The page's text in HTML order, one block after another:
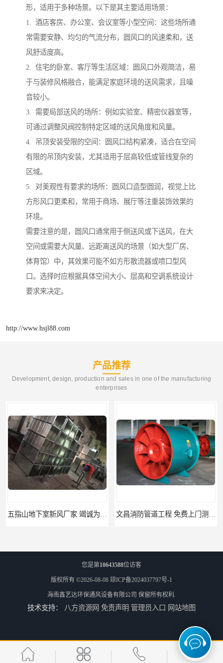
形，适用于多种场景。以下是其主要适用场景：
1. 酒店客房、办公室、会议室等小型空间：这些场所通
常需要安静、均匀的气流分布，圆风口的风速柔和，送
风舒适度高。
2. 住宅的卧室、客厅等生活区域：圆风口外观简洁，易
于与装修风格融合，能满足家庭环境的送风需求，且噪
音较小。
3. 需要局部送风的场所：例如实验室、精密仪器室等，
可通过调整风阀控制特定区域的送风角度和风量。
4. 吊顶安装受限的空间：圆风口结构紧凑，适合在空间
有限的吊顶内安装，尤其适用于层高较低或管线复杂的
区域。
5. 对美观性有要求的场所：圆风口造型圆润，视觉上比
方形风口更柔和，常用于商场、展厅等注重装饰效果的
环境。
需要注意的是，圆风口通常用于侧送风或下送风，在大
空间或需要大风量、远距离送风的场景（如大型厂房、
体育馆）中，其效果可能不如方形散流器或喷口型风
口。选择时应根据具体空间大小、层高和空调系统设计
要求来决定。
http://www.hsjl88.com
产品推荐
Development, design, production and sales in one of the manufacturing
enterprises
五指山地下室新风厂家 竭诚为您服务 文昌消防管道工程 免费上门测量设计
临高县消防排烟工程 竭诚为您服务 免费上门测量设计 屯昌县消防排烟辅材
您是第10643588位访客
版权所有 ©2026-08-08 琼ICP备2024037797号-1
海南鑫艺达环保通风设备有限公司 保留所有权利.
技术支持： 八方资源网 免责声明 管理员入口 网站地图